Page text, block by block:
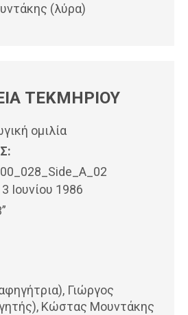
(λύρα)
ΤΕΚΜΗΡΙΟΥ
ομιλία
3 Ιουνίου 1986
Γιώργος
Κώστας Μουντάκης